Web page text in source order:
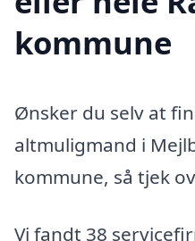
kommune
Ønsker du selv at
altmuligmand i
kommune, så tjek
Vi fandt 38